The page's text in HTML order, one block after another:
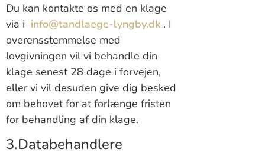
Du kan kontakte os med en klage
via i info@tandlaege-lyngby.dk . I
overensstemmelse med
lovgivningen vil vi behandle din
klage senest 28 dage i forvejen,
eller vi vil desuden give dig besked
om behovet for at forlænge fristen
for behandling af din klage.
3.Databehandlere